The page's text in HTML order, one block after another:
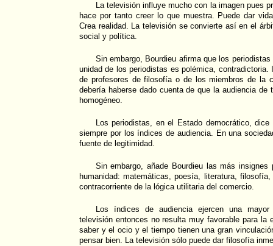
La televisión influye mucho con la imagen pues
hace por tanto creer lo que muestra. Puede dar
Crea realidad. La televisión se convierte así en el
social y política.
Sin embargo, Bourdieu afirma que los
unidad de los periodistas es polémica, contradictoria.
de profesores de filosofía o de los miembros de la
debería haberse dado cuenta de que la audiencia de
homogéneo.
Los periodistas, en el Estado democrático,
siempre por los índices de audiencia. En una
fuente de legitimidad.
Sin embargo, añade Bourdieu las más insignes
humanidad: matemáticas, poesía, literatura,
contracorriente de la lógica utilitaria del comercio.
Los índices de audiencia ejercen una
televisión entonces no resulta muy favorable para la
saber y el ocio y el tiempo tienen una gran
pensar bien. La televisión sólo puede dar filosofía